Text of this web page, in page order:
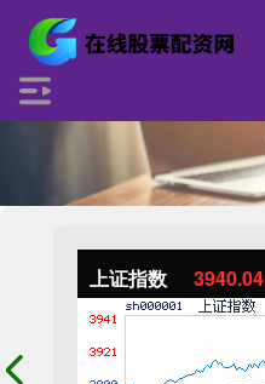
上证指数 3940.04